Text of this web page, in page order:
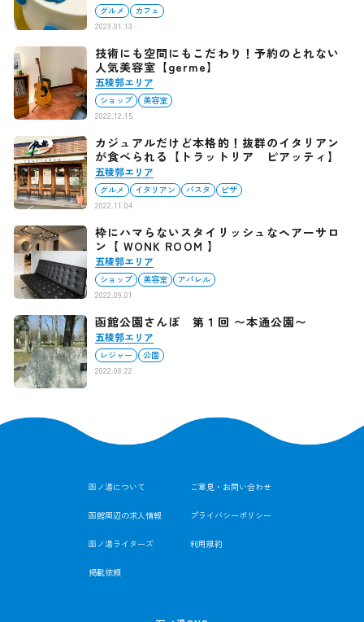
グルメ
カフェ
2023.01.13
技術にも空間にもこだわり！予約のとれない
人気美容室【germe】
五稜郭エリア
ショップ
美容室
2022.12.15
カジュアルだけど本格的！抜群のイタリアン
が食べられる【トラットリア ピアッティ】
五稜郭エリア
グルメ イタリアン パスタ
ピザ
2022.11.04
枠にハマらないスタイリッシュなヘアーサロ
ン【 WONK ROOM 】
五稜郭エリア
ショップ 美容室
アパレル
2022.09.01
函館公園さんぽ 第１回 〜本通公園〜
五稜郭エリア
レジャー
公園
2022.08.22
函ノ湯について
函館周辺の求人情報
函ノ湯ライターズ
掲載依頼
ご意見・お問い合わせ
プライバシーポリシー
利用規約